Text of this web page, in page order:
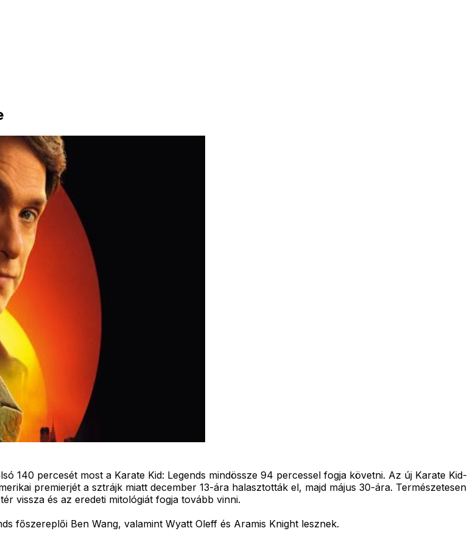
140 percesét most a Karate Kid: Legends mindössze 94 percessel fogja követni. Az új Karate Kid-
premierjét a sztrájk miatt december 13-ára halasztották el, majd május 30-ára. Természetesen
vissza és az eredeti mitológiát fogja tovább vinni.
főszereplői Ben Wang, valamint Wyatt Oleff és Aramis Knight lesznek.